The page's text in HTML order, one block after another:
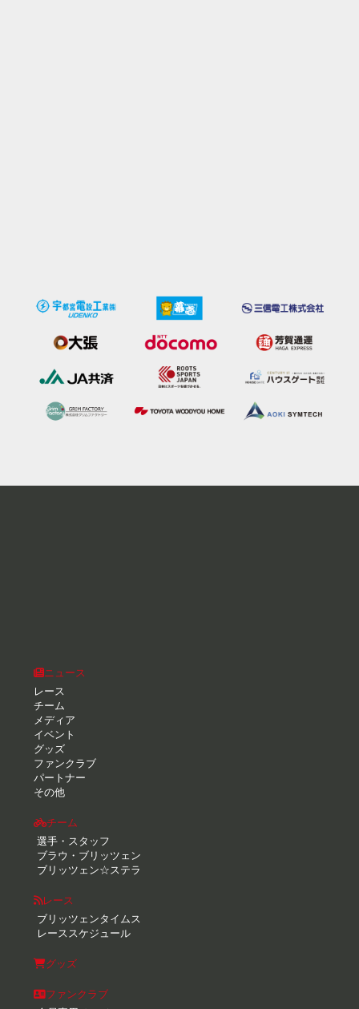
ニュース
レース
チーム
メディア
イベント
グッズ
ファンクラブ
パートナー
その他
チーム
選手・スタッフ
ブラウ・ブリッツェン
ブリッツェン☆ステラ
レース
ブリッツェンタイムス
レーススケジュール
グッズ
ファンクラブ